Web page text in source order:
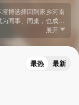
博选择回到家乡河南
同事、同桌，也成了
展开
最热 最新